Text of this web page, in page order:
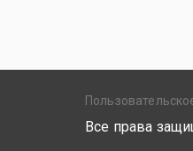
Все права